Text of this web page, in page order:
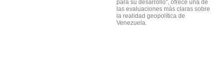
para su desarrollo", ofrece una de
las evaluaciones más claras sobre
la realidad geopolítica de
Venezuela.